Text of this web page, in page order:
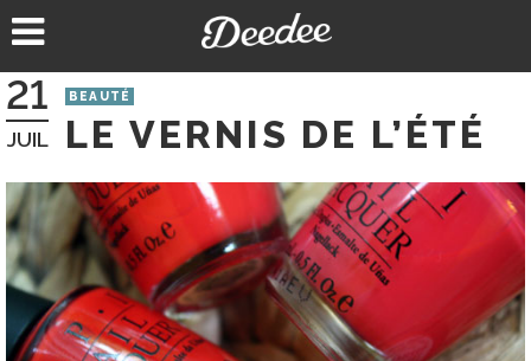
au
21
JUIL
BEAUTÉ
LE VERNIS DE L’ÉTÉ